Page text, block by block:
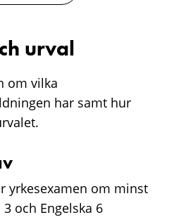
urval
om vilka
har samt hur
yrkesexamen om minst
och Engelska 6